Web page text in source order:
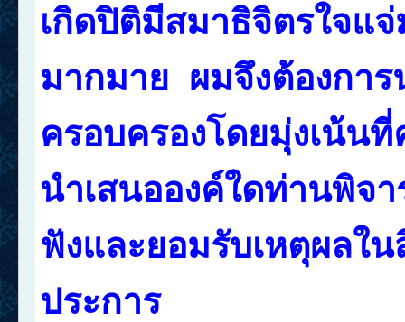
เกิดปิติมีสมาธิจิตรใจแ
มากมาย ผมจึงต้องการ
ครอบครองโดยมุ่งเน้น
นำเสนอองค์ใดท่านพิจ
ฟังและยอมรับเหตุผลใ
ประการ